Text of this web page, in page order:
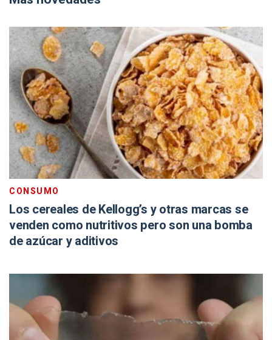
CONSUMO
Los cereales de Kellogg’s y otras marcas se
venden como nutritivos pero son una bomba
de azúcar y aditivos